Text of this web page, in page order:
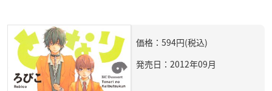
価格：594円(税込)
発売日：2012年09月